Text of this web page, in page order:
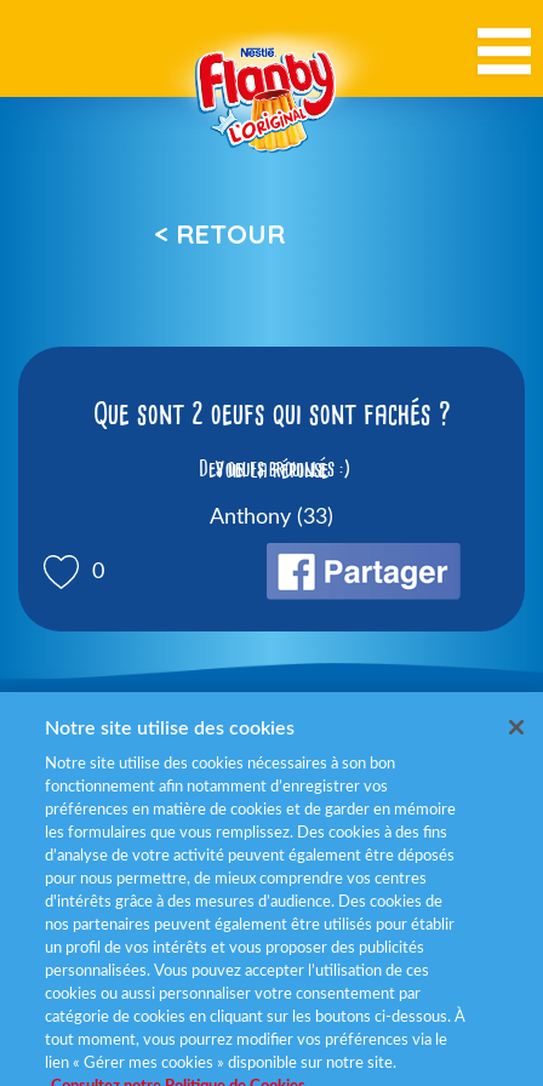
< RETOUR
Que sont 2 oeufs qui sont fachés ?
Voir la réponse
Des oeufs brouillés :)
0
Anthony (33)
Mentions légales
Politiques de gestion des cookies
Politique données personnelles
Services consommateurs
Déclaration d’accessibilité
Notre site utilise des cookies
Notre site utilise des cookies nécessaires à son bon
fonctionnement afin notamment d’enregistrer vos
préférences en matière de cookies et de garder en mémoire
les formulaires que vous remplissez. Des cookies à des fins
d’analyse de votre activité peuvent également être déposés
pour nous permettre, de mieux comprendre vos centres
d'intérêts grâce à des mesures d’audience. Des cookies de
nos partenaires peuvent également être utilisés pour établir
un profil de vos intérêts et vous proposer des publicités
personnalisées. Vous pouvez accepter l’utilisation de ces
cookies ou aussi personnaliser votre consentement par
catégorie de cookies en cliquant sur les boutons ci-dessous. À
tout moment, vous pourrez modifier vos préférences via le
lien « Gérer mes cookies » disponible sur notre site.